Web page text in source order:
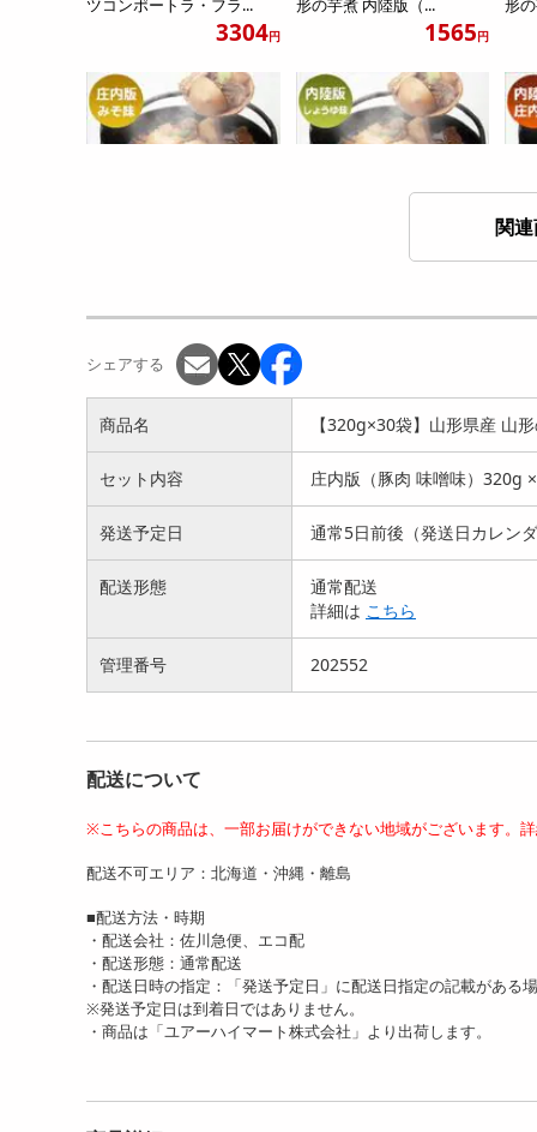
ツコンポートラ・フラ...
3304円
形の芋煮 内陸版（...
1565円
形
関
シェアする
商品名 【320g×30袋】山形県産 山
セット内容 庄内版（豚肉 味噌味）320g
発送予定日 通常5日前後（発送日カレン
配送形態
通常配送
詳細は こちら
管理番号 202552
配送について
※こちらの商品は、一部お届けができない地域がございます。
配送不可エリア：北海道・沖縄・離島
■配送方法・時期
・配送会社：佐川急便、エコ配
・配送形態：通常配送
・配送日時の指定：「発送予定日」に配送日指定の記載がある
※発送予定日は到着日ではありません。
・商品は「ユアーハイマート株式会社」より出荷します。